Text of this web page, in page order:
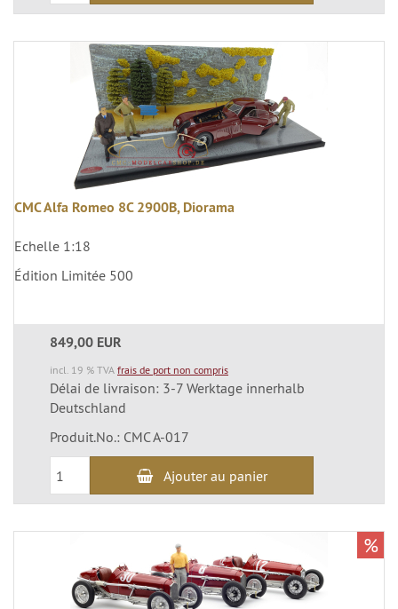
CMC Alfa Romeo 8C 2900B, Diorama
Echelle 1:18
Édition Limitée 500
849,00 EUR
incl. 19 % TVA frais de port non compris
Délai de livraison: 3-7 Werktage innerhalb
Deutschland
Produit.No.: CMC A-017
Ajouter au panier
%